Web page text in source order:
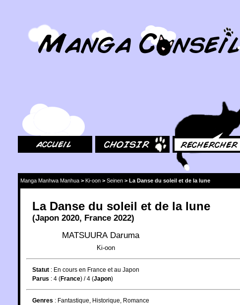
Manga Manhwa Manhua > Ki-oon > Seinen > La Danse du soleil et de la lune
La Danse du soleil et de la lune
(Japon 2020, France 2022)
MATSUURA Daruma
Ki-oon
Statut : En cours en France et au Japon
Parus : 4 (France) / 4 (Japon)
Genres : Fantastique Historique Romance